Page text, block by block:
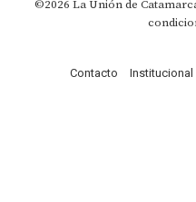
©2026 La Unión de
Contacto Institucional